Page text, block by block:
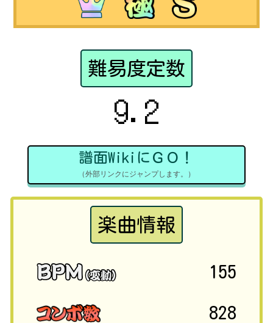
難易度定数
9.2
譜面WikiにＧＯ！
（外部リンクにジャンプします。）
楽曲情報
155
828